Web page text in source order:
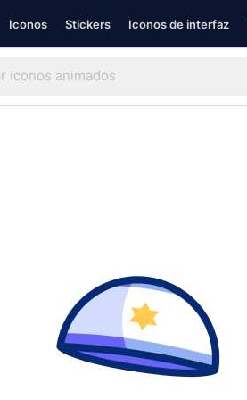
Iconos Stickers Iconos de interfaz